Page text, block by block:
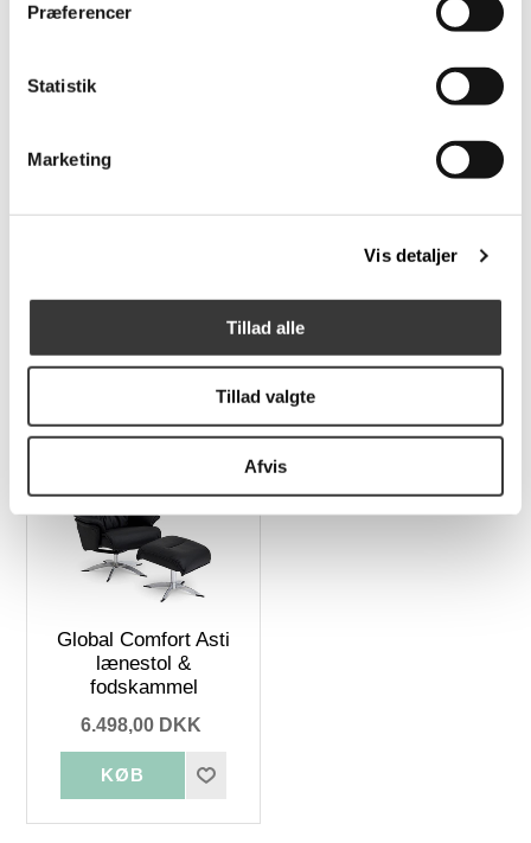
Præferencer
Statistik
Marketing
Vis detaljer
Tillad alle
Tillad valgte
Afvis
Stressless Magic
Normalpris: 32.290,00 DKK
Global Comfort Ventura
fodskammel
Global Comfort Asti
lænestol &
fodskammel
6.498,00 DKK